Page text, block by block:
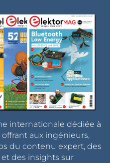
internationale dédiée à
aux ingénieurs,
du contenu expert, des
des insights sur